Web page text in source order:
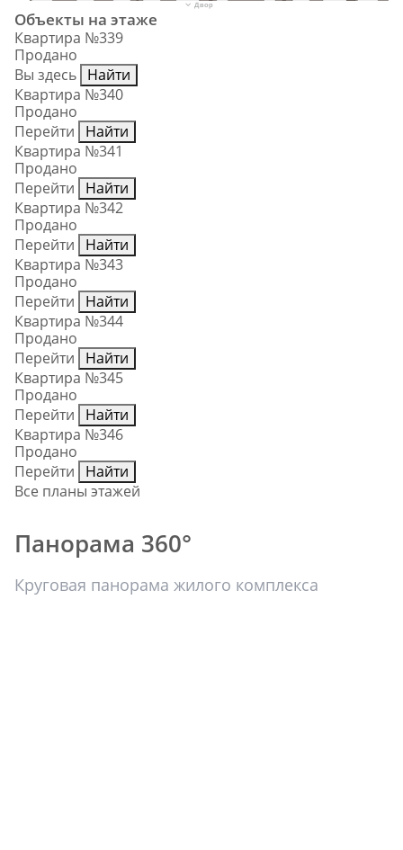
Двор
Объекты на этаже
Квартира №339
Продано
Вы здесь Найти
Квартира №340
Продано
Перейти
Найти
Квартира №341
Продано
Перейти
Найти
Квартира №342
Продано
Перейти
Найти
Квартира №343
Продано
Перейти
Найти
Квартира №344
Продано
Перейти
Найти
Квартира №345
Продано
Перейти
Найти
Квартира №346
Продано
Перейти
Найти
Все планы этажей
Панорама 360°
Круговая панорама жилого комплекса